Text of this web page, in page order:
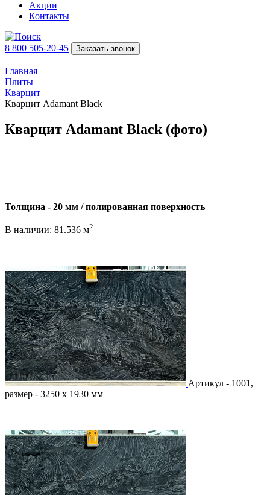
Акции
Контакты
8 800 505-20-45 Заказать звонок
Главная
Плиты
Кварцит
Кварцит Adamant Black
Кварцит Adamant Black (фото)
Толщина - 20 мм / полированная поверхность
В наличии: 81.536 м2
Артикул - 1001,
размер - 3250 х 1930 мм